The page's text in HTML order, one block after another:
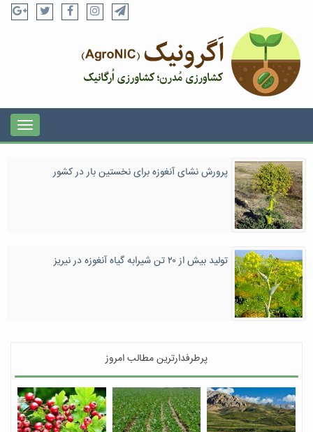
پرورش نشای آنغوزه برای نخستین بار در کشور
تولید بیش از ۲۰ تن شیرابه گیاه آنغوزه در نیریز
پرطرفدارترین مطالب امروز